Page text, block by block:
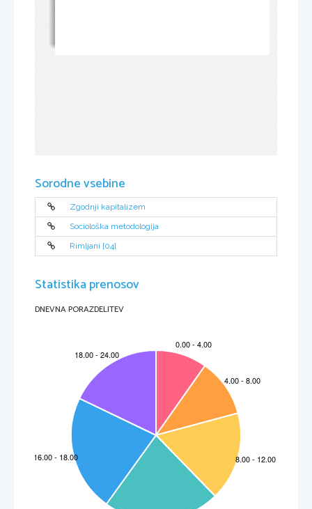
Sorodne vsebine
Zgodnji kapitalizem
Sociološka metodologija
Rimljani [04]
Statistika prenosov
DNEVNA PORAZDELITEV